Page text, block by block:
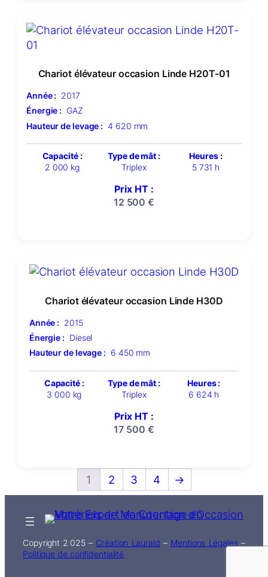
Chariot élévateur occasion Linde H20T-01
Année : 2017
Énergie : GAZ
Hauteur de levage : 4 620 mm
Capacité :
2 000 kg
Type de mât :
Triplex
Heures :
5 731 h
Prix HT :
12 500€
Chariot élévateur occasion Linde H30D
Année : 2015
Énergie : Diesel
Hauteur de levage : 6 450 mm
Capacité :
3 000 kg
Type de mât :
Triplex
Heures :
6 624 h
Prix HT :
17 500 €
1 2 3 4 →
Copyright 2 025 – Création Laurald – Mentions Légales–
Politique de confidentialité